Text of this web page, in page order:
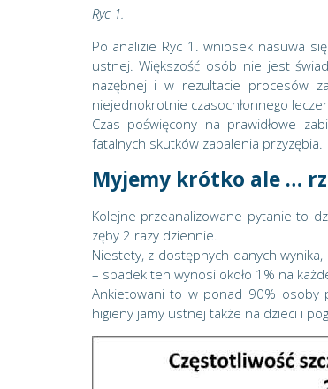
Ryc 1.
Po analizie Ryc 1. wniosek nasuwa
ustnej. Większość osób nie jest
nazębnej i w rezultacie procesów
niejednokrotnie czasochłonnego
Czas poświęcony na prawidłowe
fatalnych skutków zapalenia przyzębia.
Myjemy krótko ale …
Kolejne przeanalizowane pytanie to
zęby 2 razy dziennie.
Niestety, z dostępnych danych
– spadek ten wynosi około 1% na
Ankietowani to w ponad 90% osoby
higieny jamy ustnej także na dzieci i